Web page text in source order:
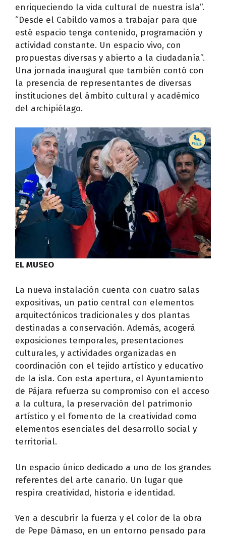
enriqueciendo la vida cultural de nuestra isla”.
“Desde el Cabildo vamos a trabajar para que
esté espacio tenga contenido, programación y
actividad constante. Un espacio vivo, con
propuestas diversas y abierto a la ciudadanía”.
Una jornada inaugural que también contó con
la presencia de representantes de diversas
instituciones del ámbito cultural y académico
del archipiélago.
EL MUSEO
La nueva instalación cuenta con cuatro salas
expositivas, un patio central con elementos
arquitectónicos tradicionales y dos plantas
destinadas a conservación. Además, acogerá
exposiciones temporales, presentaciones
culturales, y actividades organizadas en
coordinación con el tejido artístico y educativo
de la isla. Con esta apertura, el Ayuntamiento
de Pájara refuerza su compromiso con el acceso
a la cultura, la preservación del patrimonio
artístico y el fomento de la creatividad como
elementos esenciales del desarrollo social y
territorial.
Un espacio único dedicado a uno de los grandes
referentes del arte canario. Un lugar que
respira creatividad, historia e identidad.
Ven a descubrir la fuerza y el color de la obra
de Pepe Dámaso, en un entorno pensado para